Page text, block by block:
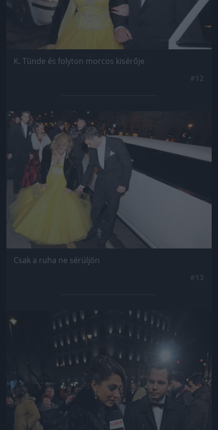
K. Tünde és folyton morcos kisérője
Jön még kép!
Csak a ruha ne sérüljön